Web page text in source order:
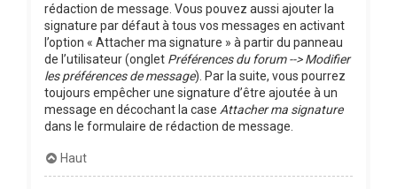
rédaction de message. Vous pouvez aussi ajouter la
signature par défaut à tous vos messages en activant
l’option « Attacher ma signature » à partir du panneau
de l’utilisateur (onglet Préférences du forum --> Modifier
les préférences de message). Par la suite, vous pourrez
toujours empêcher une signature d’être ajoutée à un
message en décochant la case Attacher ma signature
dans le formulaire de rédaction de message.
Haut